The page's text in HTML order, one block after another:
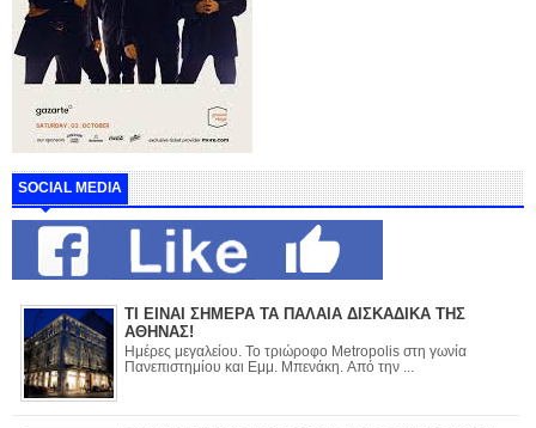
SOCIAL MEDIA
ΤΙ ΕΙΝΑΙ ΣΗΜΕΡΑ ΤΑ ΠΑΛΑΙΑ ΔΙΣΚΑΔΙΚΑ ΤΗΣ
ΑΘΗΝΑΣ!
Ημέρες μεγαλείου. Το τριώροφο Metropolis στη γωνία
Πανεπιστημίου και Εμμ. Μπενάκη. Από την ...